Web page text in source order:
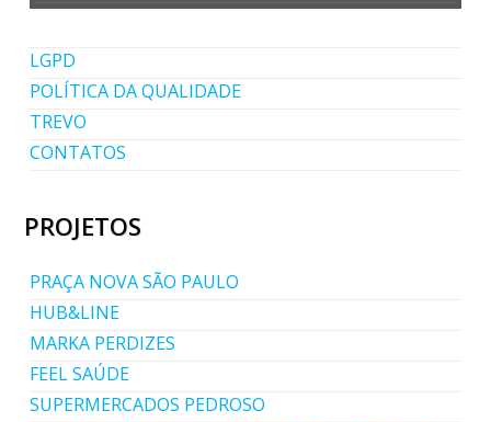
LGPD
POLÍTICA DA QUALIDADE
TREVO
CONTATOS
PROJETOS
PRAÇA NOVA SÃO PAULO
HUB&LINE
MARKA PERDIZES
FEEL SAÚDE
SUPERMERCADOS PEDROSO